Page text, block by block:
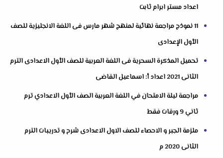
اعداد مستر ابرام ثابت
11 نموذج مراجعة نهائية لمنهج شهر مارس فى اللغة الانجليزية للصف
الأول الإعدادى
تحميل المذكرة السحرية فى اللغة العربية للصف الأول الاعدادى الترم
الثانى 2021 اعداد أ: اسماعيل القاضى
مراجعة ليلة الامتحان في اللغة العربية الصف الأول الاعدادي ترم
ثاني 9 ورقات فقط
ملزمة الجبر و الاحصاء للصف الاول الاعدادى شرح و تدريبات الترم
الثانى 2020 م